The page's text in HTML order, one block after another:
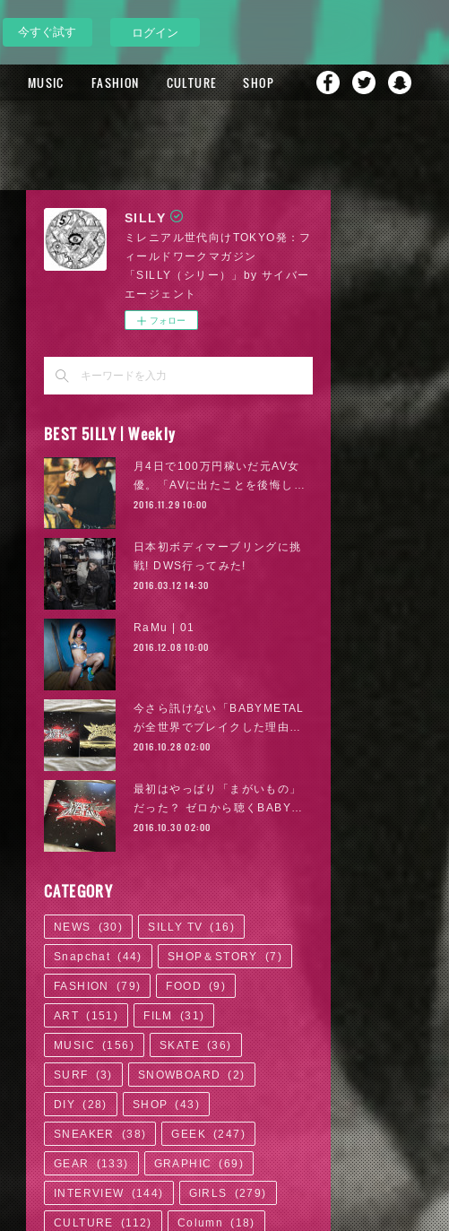
今すぐ試す ログイン
MUSIC FASHION CULTURE SHOP
SILLY
ミレニアル世代向けTOKYO発：フ
ィールドワークマガジン
「SILLY（シリー）」by サイバー
エージェント
フォロー
BEST 5ILLY | Weekly
月4日で100万円稼いだ元AV女
優。「AVに出たことを後悔し…
2016.11.29 10:00
日本初ボディマーブリングに挑
戦! DWS行ってみた!
2016.03.12 14:30
RaMu | 01
2016.12.08 10:00
今さら訊けない「BABYMETAL
が全世界でブレイクした理由…
2016.10.28 02:00
最初はやっぱり「まがいもの」
だった？ ゼロから聴くBABY…
2016.10.30 02:00
CATEGORY
NEWS (30) SILLY TV (16)
Snapchat (44) SHOP＆STORY (7)
FASHION (79) FOOD (9 )
ART ( 151 ) FILM (31)
MUSIC (156 ) SKATE (36)
SURF (3) SNOWBOARD (2)
DIY (28) SHOP (43)
SNEAKER (38) GEEK (247)
GEAR (133) GRAPHIC (69)
INTERVIEW (144) GIRLS (279)
CULTURE (112) Column (18)